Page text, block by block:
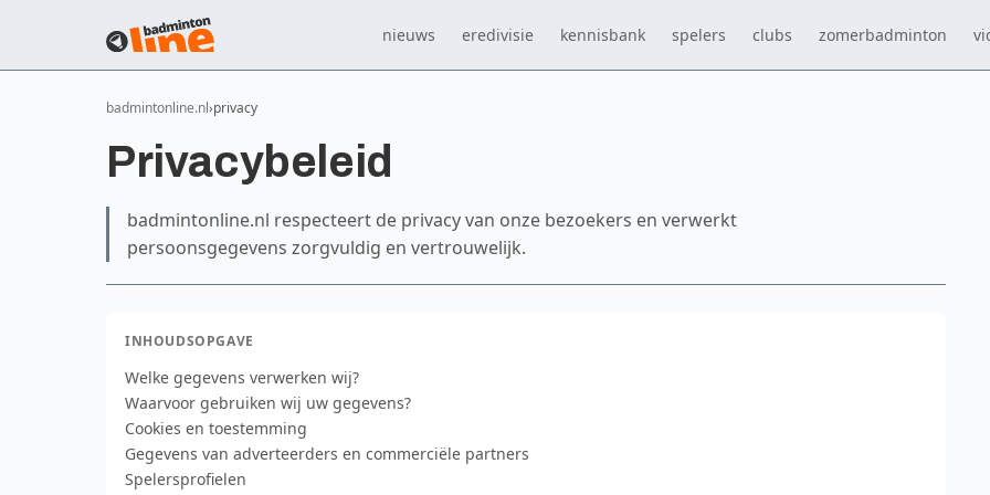
nieuws eredivisie kennisbank spelers clubs zomerbadminton
badmintonline.nl privacy
Privacybeleid
badmintonline.nl respecteert de privacy van onze bezoekers en verwerkt
persoonsgegevens zorgvuldig en vertrouwelijk.
INHOUDSOPGAVE
Welke gegevens verwerken wij?
Waarvoor gebruiken wij uw gegevens?
Cookies en toestemming
Gegevens van adverteerders en commerciële partners
Spelersprofielen